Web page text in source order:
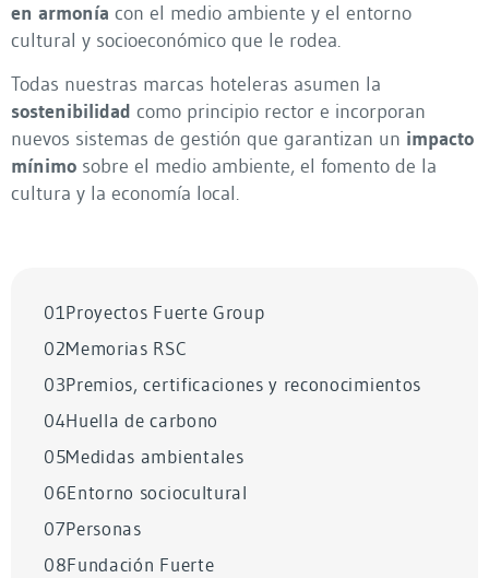
en armonía con el medio ambiente y el entorno
cultural y socioeconómico que le rodea.
Todas nuestras marcas hoteleras asumen la
sostenibilidad como principio rector e incorporan
nuevos sistemas de gestión que garantizan un impacto
mínimo sobre el medio ambiente, el fomento de la
cultura y la economía local.
01Proyectos Fuerte Group
02Memorias RSC
03Premios, certificaciones y reconocimientos
04Huella de carbono
05Medidas ambientales
06Entorno sociocultural
07Personas
08Fundación Fuerte